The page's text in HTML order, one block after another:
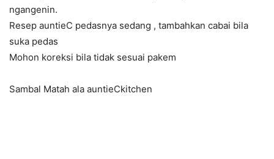
ngangenin.
Resep auntieC pedasnya sedang , tambahkan cabai bila
suka pedas
Mohon koreksi bila tidak sesuai pakem
Sambal Matah ala auntieCkitchen